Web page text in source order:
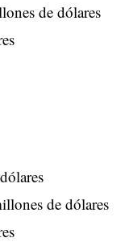
de dólares
de dólares